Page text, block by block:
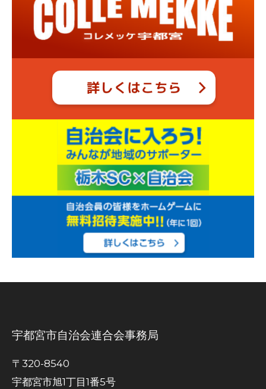
宇都宮市自治会連合会事務局
〒320-8540
宇都宮市旭1丁目1番5号